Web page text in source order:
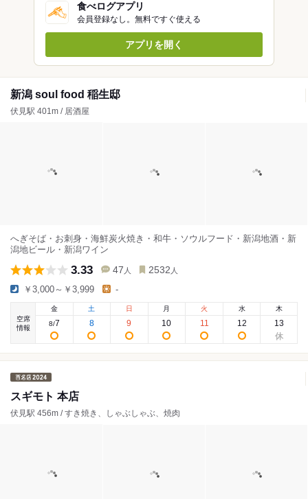
食べログアプリ
会員登録なし。無料ですぐ使える
アプリを開く
新潟 soul food 稲生邸
伏見駅 401m / 居酒屋
へぎそば・お刺身・海鮮炭火焼き・和牛・ソウルフード・新潟地酒・新
潟地ビール・新潟ワイン
3.33 47 人 2532 人
￥3,000～￥3,999 -
空席
情報
金
8/7
土
8
日
9
月
10
火
11
水
12
木
13
スギモト 本店
伏見駅 456m / すき焼き、しゃぶしゃぶ、焼肉